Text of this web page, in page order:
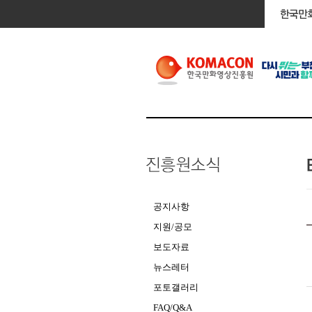
공지사항
지원/공모
보도자료
뉴스레터
포토갤러리
FAQ/Q&A